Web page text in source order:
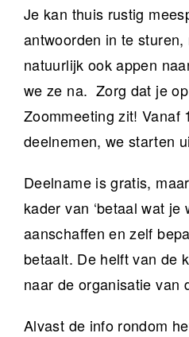
Je kan thuis rustig
antwoorden in te
natuurlijk ook appen
we ze na. Zorg dat je
Zoommeeting zit! Vanaf
deelnemen, we starten
Deelname is gratis,
kader van ‘betaal wat je
aanschaffen en zelf
betaalt. De helft van de
naar de organisatie van
Alvast de info rondom